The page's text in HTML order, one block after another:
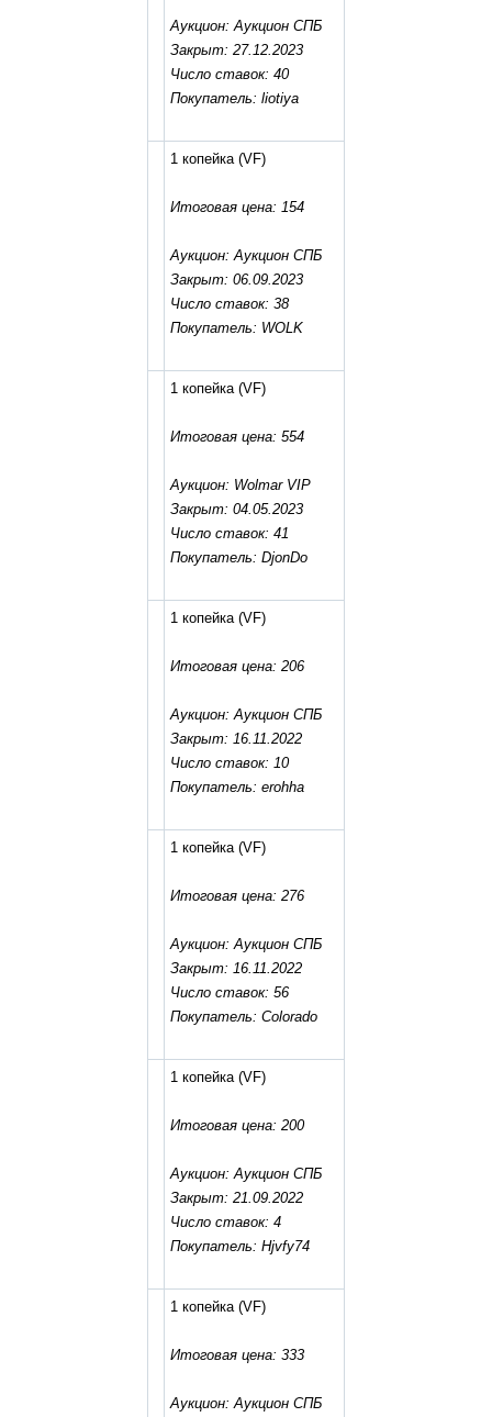
Аукцион: Аукцион СПБ
Закрыт: 27.12.2023
Число ставок: 40
Покупатель: liotiya
1 копейка (VF)
Итоговая цена: 154
Аукцион: Аукцион СПБ
Закрыт: 06.09.2023
Число ставок: 38
Покупатель: WOLK
1 копейка(VF)
Итоговая цена: 554
Аукцион: Wolmar VIP
Закрыт: 04.05.2023
Число ставок: 41
Покупатель: DjonDo
1 копейка (VF)
Итоговая цена: 206
Аукцион: Аукцион СПБ
Закрыт: 16.11.2022
Число ставок: 10
Покупатель: erohha
1 копейка (VF)
Итоговая цена: 276
Аукцион: Аукцион СПБ
Закрыт: 16.11.2022
Число ставок: 56
Покупатель: Сolorado
1 копейка (VF)
Итоговая цена: 200
Аукцион: Аукцион СПБ
Закрыт: 21.09.2022
Число ставок: 4
Покупатель: Hjvfy74
1 копейка (VF)
Итоговая цена: 333
Аукцион: Аукцион СПБ